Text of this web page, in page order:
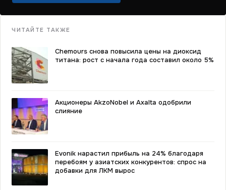
ЧИТАЙТЕ ТАКЖЕ
Chemours снова повысила цены на диоксид
титана: рост с начала года составил около 5%
Акционеры AkzoNobel и Axalta одобрили
слияние
Evonik нарастил прибыль на 24% благодаря
перебоям у азиатских конкурентов: спрос на
добавки для ЛКМ вырос